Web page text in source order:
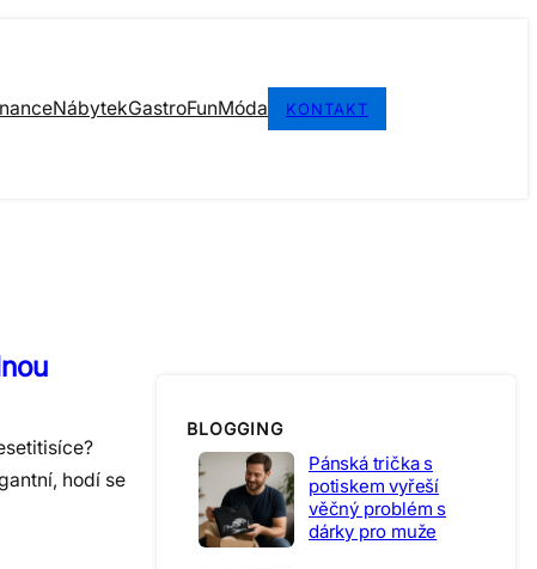
NábytekGastroFunMóda KONTAKT
hodí se
BLOGGING
Pánská trička s
potiskem vyřeší
věčný problém s
dárky pro muže